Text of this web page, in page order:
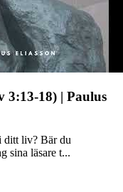
3:13-18) | Paulus
ditt liv? Bär du
sina läsare t...